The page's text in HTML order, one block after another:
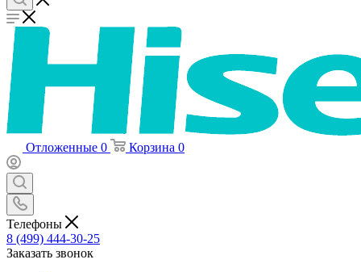
Отложенные 0 Корзина 0
Телефоны
8 (499) 444-30-25
Заказать звонок